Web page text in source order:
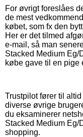
For øvrigt foreslåes
de mest
købet, som fx den
Her er det tilmed
e-mail, så man
Stacked Medium Eg/
købe gave til en pige
Trustpilot fører til
diverse øvrige
du eksaminerer
Stacked Medium
shopping.